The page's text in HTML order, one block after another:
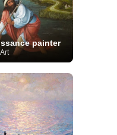
painter